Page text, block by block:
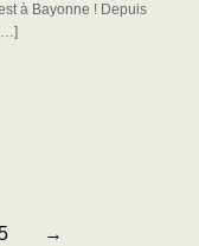
à Bayonne ! Depuis
→